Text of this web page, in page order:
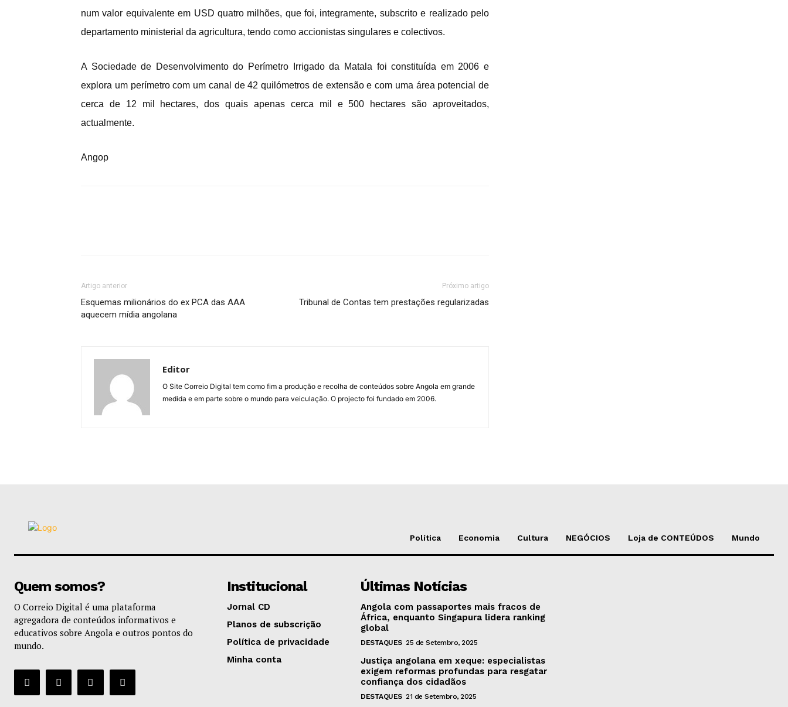
num valor equivalente em USD quatro milhões, que foi, integramente, subscrito e realizado pelo
departamento ministerial da agricultura, tendo como accionistas singulares e colectivos.
A Sociedade de Desenvolvimento do Perímetro Irrigado da Matala foi constituída em 2006 e
explora um perímetro com um canal de 42 quilómetros de extensão e com uma área potencial de
cerca de 12 mil hectares, dos quais apenas cerca mil e 500 hectares são aproveitados,
actualmente.
Angop
Artigo anterior
Esquemas milionários do ex PCA das AAA
aquecem mídia angolana
Próximo artigo
Tribunal de Contas tem prestações regularizadas
Editor
O Site Correio Digital tem como fim a produção e recolha de conteúdos sobre Angola em grande
medida e em parte sobre o mundo para veiculação. O projecto foi fundado em 2006.
Política Economia Cultura NEGÓCIOS Loja de CONTEÚDOS Mundo
Quem somos?
O Correio Digital é uma plataforma
agregadora de conteúdos informativos e
educativos sobre Angola e outros pontos do
mundo.
Institucional
Jornal CD
Planos de subscrição
Política de privacidade
Minha conta
Últimas Notícias
Angola com passaportes mais fracos de
África, enquanto Singapura lidera ranking
global
DESTAQUES 25 de Setembro, 2025
Justiça angolana em xeque: especialistas
exigem reformas profundas para resgatar
confiança dos cidadãos
DESTAQUES 21 de Setembro, 2025